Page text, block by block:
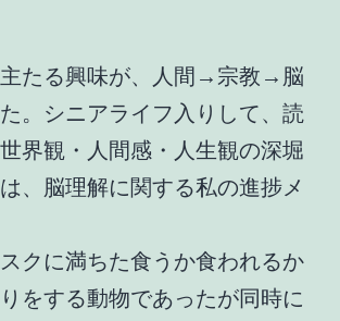
主たる興味が、人間→宗教→脳
。シニアライフ入りして、読
界観・人間感・人生観の深堀
、脳理解に関する私の進捗メ
クに満ちた食うか食われるか
をする動物であったが同時に